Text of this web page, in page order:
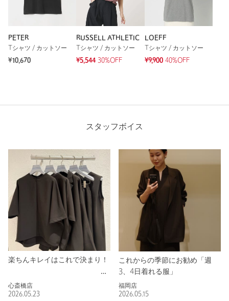
PETER
Tシャツ / カットソー
¥10,670
RUSSELL ATHLETIC
Tシャツ / カットソー
¥5,544 30%OFF
LOEFF
Tシャツ / カットソー
¥9,900 40%OFF
スタッフボイス
楽ちんキレイはこれで決まり！
心斎橋店
2026.05.23
これからの季節にお勧め「週
3、4日着れる服」
福岡店
2026.05.15